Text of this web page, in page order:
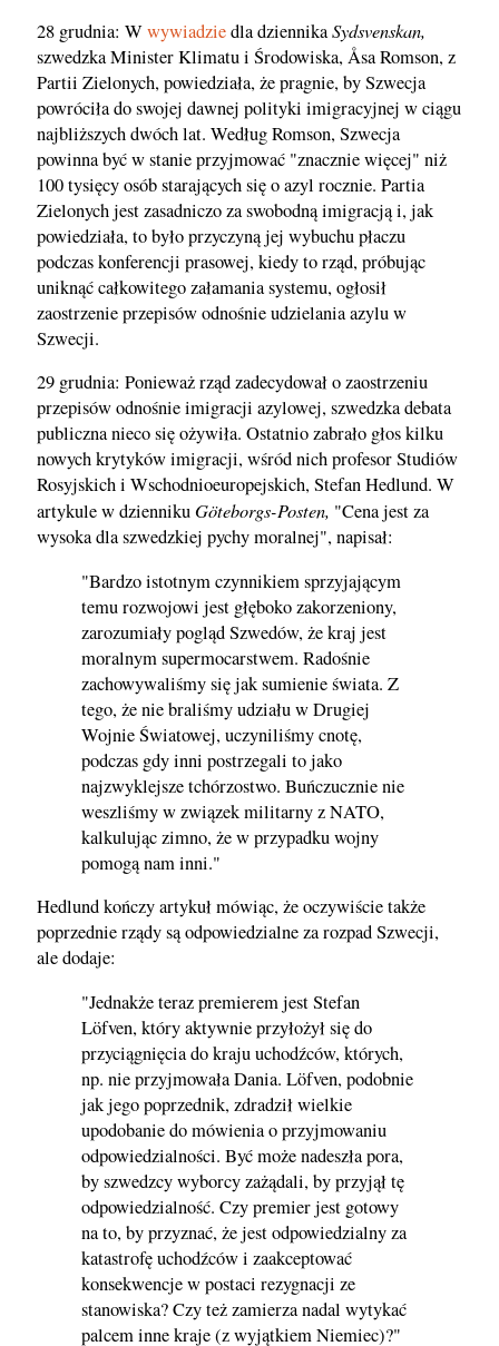
28 grudnia: Wwywiadziedla dziennikaSydsvenskan,
szwedzka Minister Klimatu i Środowiska, Åsa Romson, z
Partii Zielonych, powiedziała, że pragnie, by Szwecja
powróciła do swojej dawnej polityki imigracyjnej w ciągu
najbliższych dwóch lat. Według Romson, Szwecja
powinna być w stanie przyjmować "znacznie więcej" niż
100 tysięcy osób starających się o azyl rocznie. Partia
Zielonych jest zasadniczo za swobodną imigracją i, jak
powiedziała, to było przyczyną jej wybuchu płaczu
podczas konferencji prasowej, kiedy to rząd, próbując
uniknąć całkowitego załamania systemu, ogłosił
zaostrzenie przepisów odnośnie udzielania azylu w
Szwecji.
29 grudnia: Ponieważ rząd zadecydował o zaostrzeniu
przepisów odnośnie imigracji azylowej, szwedzka debata
publiczna nieco się ożywiła. Ostatnio zabrało głos kilku
nowych krytyków imigracji, wśród nich profesor Studiów
Rosyjskich i Wschodnioeuropejskich, Stefan Hedlund. W
artykule w dziennikuGöteborgs-Posten, "Cena jest za
wysoka dla szwedzkiej pychy moralnej", napisał:
"Bardzo istotnym czynnikiem sprzyjającym
temu rozwojowi jest głęboko zakorzeniony,
zarozumiały pogląd Szwedów, że kraj jest
moralnym supermocarstwem. Radośnie
zachowywaliśmy się jak sumienie świata. Z
tego, że nie braliśmy udziału w Drugiej
Wojnie Światowej, uczyniliśmy cnotę,
podczas gdy inni postrzegali to jako
najzwyklejsze tchórzostwo. Buńczucznie nie
weszliśmy w związek militarny z NATO,
kalkulując zimno, że w przypadku wojny
pomogą nam inni."
Hedlund kończy artykuł mówiąc, że oczywiście także
poprzednie rządy są odpowiedzialne za rozpad Szwecji,
ale dodaje:
"Jednakże teraz premierem jest Stefan
Löfven, który aktywnie przyłożył się do
przyciągnięcia do kraju uchodźców, których,
np. nie przyjmowała Dania. Löfven, podobnie
jak jego poprzednik, zdradził wielkie
upodobanie do mówienia o przyjmowaniu
odpowiedzialności. Być może nadeszła pora,
by szwedzcy wyborcy zażądali, by przyjął tę
odpowiedzialność. Czy premier jest gotowy
na to, by przyznać, że jest odpowiedzialny za
katastrofę uchodźców i zaakceptować
konsekwencje w postaci rezygnacji ze
stanowiska? Czy też zamierza nadal wytykać
palcem inne kraje (z wyjątkiem Niemiec)?"